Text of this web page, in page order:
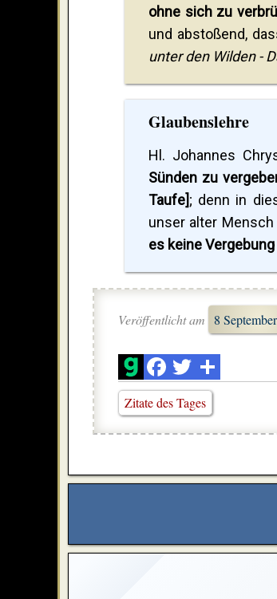
ohne sich zu
und abstoßend,
unter den Wilden -
Glaubenslehre
Hl. Johannes
Sünden zu
Taufe]; denn in
unser alter
es keine
Veröffentlicht am 8
Zitate des Tages